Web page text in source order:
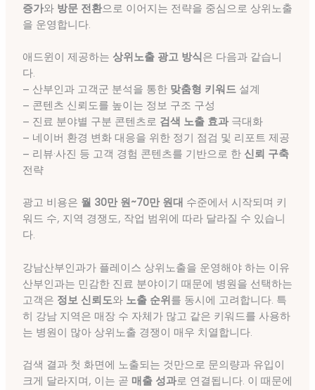
증가와 방문 전환으로 이어지는 전략을 중심으로 상위노출
을 운영합니다.
애드윈이 제공하는 상위노출 광고 방식은 다음과 같습니
다.
– 산부인과 고객군 분석을 통한 맞춤형 키워드설계
– 콘텐츠 신뢰도를 높이는 정보 구조 구성
– 진료 분야별 구분 콘텐츠로 검색 노출 효과극대화
– 네이버 환경 변화 대응을 위한 정기 점검 및 리포트 제공
– 리뷰·사진 등 고객 경험 콘텐츠를 기반으로 한 신뢰 구축
전략
광고 비용은 월 30만 원~70만 원대 수준에서 시작되며 키
워드 수, 지역 경쟁도, 작업 범위에 따라 달라질 수 있습니
다.
강남산부인과가 플레이스 상위노출을 운영해야 하는 이유
산부인과는 민감한 진료 분야이기 때문에 병원을 선택하는
고객은 정보 신뢰도와 노출 순위 를 동시에 고려합니다. 특
히 강남 지역은 매장 수 자체가 많고 같은 키워드를 사용하
는 병원이 많아 상위노출 경쟁이 매우 치열합니다.
검색 결과 첫 화면에 노출되는 것만으로 문의량과 유입이
크게 달라지며, 이는 곧 매출 성과로 연결됩니다. 이 때문에